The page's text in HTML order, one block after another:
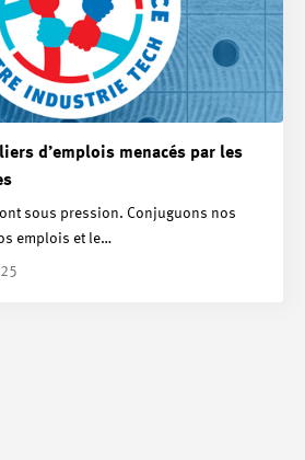
d’emplois menacés par les
sous pression. Conjuguons nos
emplois et le…